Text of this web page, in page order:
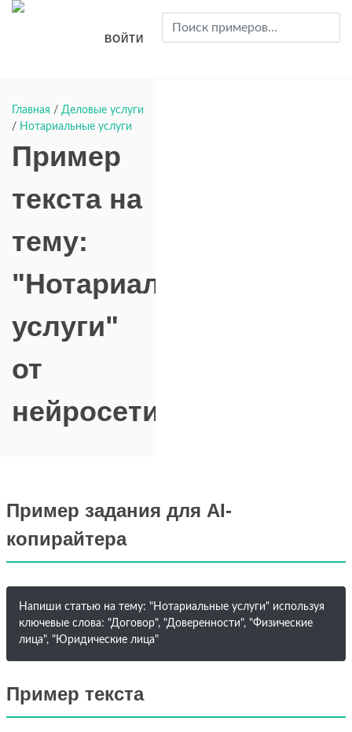
ВОЙТИ
Главная / Деловые услуги
/ Нотариальные услуги
Пример
текста на
тему:
"Нотариальные
услуги"
от
нейросети
Пример задания для AI-
копирайтера
Напиши статью на тему: "Нотариальные услуги" используя
ключевые слова: "Договор", "Доверенности", "Физические
лица", "Юридические лица"
Пример текста